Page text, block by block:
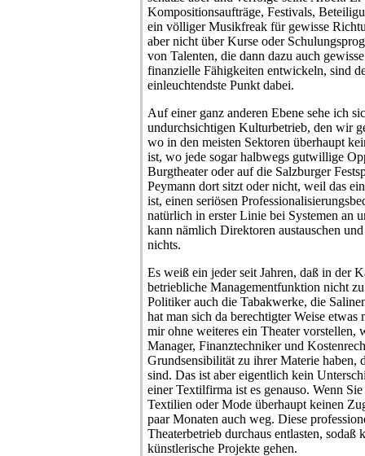
Kompositionsaufträge, Festivals,
ein völliger Musikfreak für gewisse
aber nicht über Kurse oder
von Talenten, die dann dazu auch
finanzielle Fähigkeiten entwickeln, sind
einleuchtendste Punkt dabei.
Auf einer ganz anderen Ebene sehe ich
undurchsichtigen Kulturbetrieb, den wir
wo in den meisten Sektoren überhaupt
ist, wo jede sogar halbwegs gutwillige
Burgtheater oder auf die Salzburger
Peymann dort sitzt oder nicht, weil das
ist, einen seriösen
natürlich in erster Linie bei Systemen an
kann nämlich Direktoren austauschen
nichts.
Es weiß ein jeder seit Jahren, daß in der
betriebliche Managementfunktion nicht
Politiker auch die Tabakwerke, die
hat man sich da berechtigter Weise etwas
mir ohne weiteres ein Theater vorstellen,
Manager, Finanztechniker und
Grundsensibilität zu ihrer Materie haben,
sind. Das ist aber eigentlich kein
einer Textilfirma ist es genauso. Wenn
Textilien oder Mode überhaupt keinen
paar Monaten auch weg. Diese
Theaterbetrieb durchaus entlasten, sodaß
künstlerische Projekte gehen.